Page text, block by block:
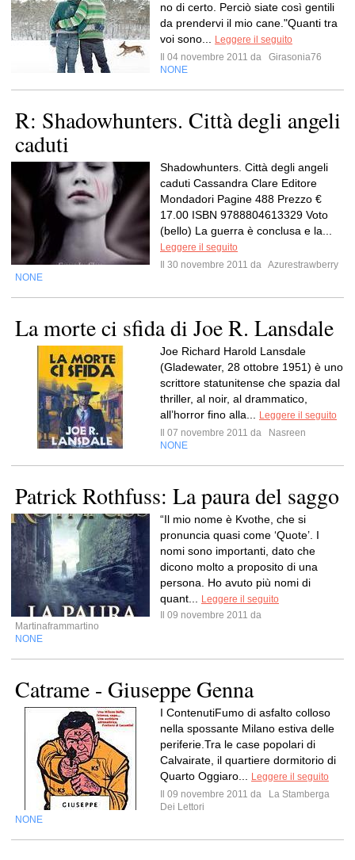
no di certo. Perciò siate così gentili
da prendervi il mio cane."Quanti tra
voi sono...
Leggere il seguito
Il 04 novembre 2011 da
Girasonia76
NONE
R: Shadowhunters. Città degli angeli
caduti
Shadowhunters. Città degli angeli
caduti Cassandra Clare Editore
Mondadori Pagine 488 Prezzo €
17.00 ISBN 9788804613329 Voto
(bello) La guerra è conclusa e la...
Leggere il seguito
Il 30 novembre 2011 da Azurestrawberry
NONE
La morte ci sfida di Joe R. Lansdale
Joe Richard Harold Lansdale
(Gladewater, 28 ottobre 1951) è uno
scrittore statunitense che spazia dal
thriller, al noir, al drammatico,
all’horror fino alla...
Leggere il seguito
Il 07 novembre 2011 da
Nasreen
NONE
Patrick Rothfuss: La paura del saggo
“Il mio nome è Kvothe, che si
pronuncia quasi come ‘Quote’. I
nomi sono importanti, dato che
dicono molto a proposito di una
persona. Ho avuto più nomi di
quant...
Leggere il seguito
Il 09 novembre 2011 da
Martinaframmartino
NONE
Catrame - Giuseppe Genna
I ContenutiFumo di asfalto colloso
nella spossante Milano estiva delle
periferie.Tra le case popolari di
Calvairate, il quartiere dormitorio di
Quarto Oggiaro...
Leggere il seguito
Il 09 novembre 2011 da
La Stamberga
Dei Lettori
NONE